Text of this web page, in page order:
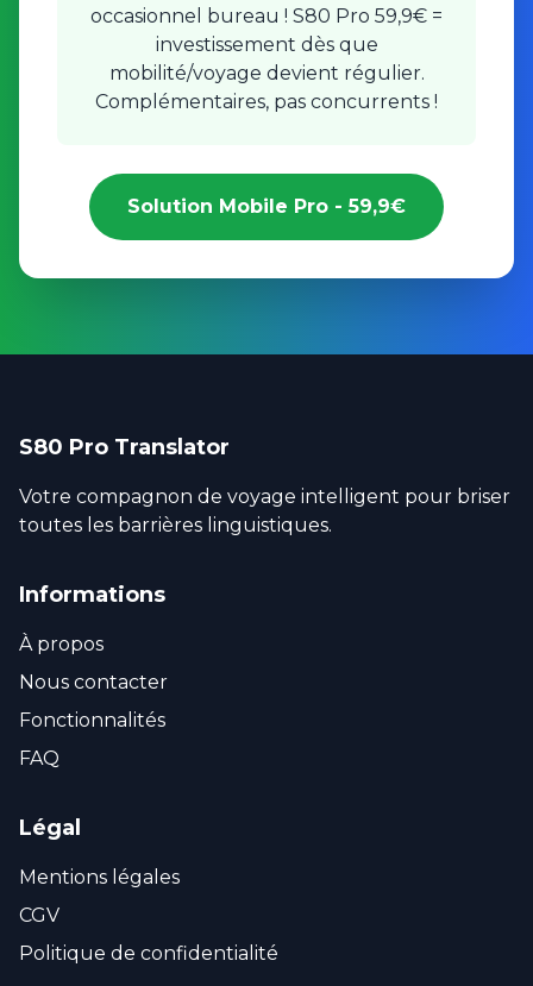
occasionnel bureau ! S80 Pro 59,9€ =
investissement dès que
mobilité/voyage devient régulier.
Complémentaires, pas concurrents !
Solution Mobile Pro - 59,9€
S80 Pro Translator
Votre compagnon de voyage intelligent pour briser
toutes les barrières linguistiques.
Informations
À propos
Nous contacter
Fonctionnalités
FAQ
Légal
Mentions légales
CGV
Politique de confidentialité